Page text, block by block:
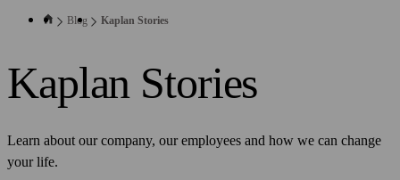
Blog Kaplan Stories
Kaplan Stories
Learn about our company, our employees and how we can change
your life.